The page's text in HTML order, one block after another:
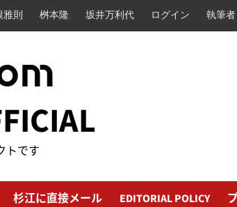
雅則 桝本隆 坂井万利代 ログイン 執筆
トです
杉江に直接メール EDITORIAL POLICY